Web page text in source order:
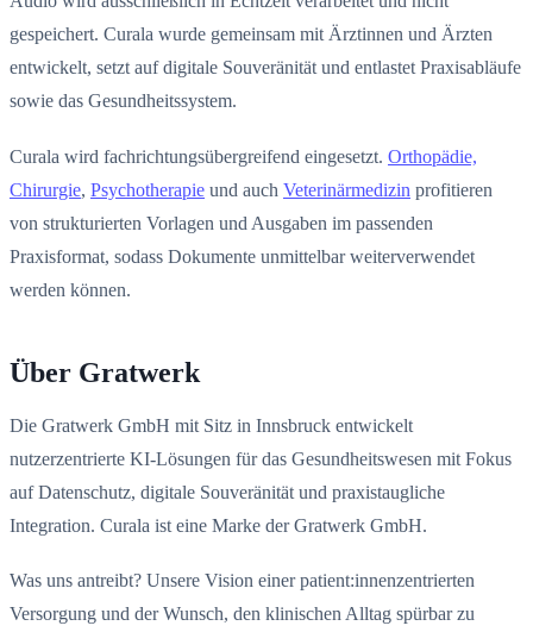
gespeichert. Curala wurde gemeinsam mit Ärztinnen und Ärzten
entwickelt, setzt auf digitale Souveränität und entlastet Praxisabläufe
sowie das Gesundheitssystem.
Curala wird fachrichtungsübergreifend eingesetzt. Orthopädie,
Chirurgie, Psychotherapie und auch Veterinärmedizin profitieren
von strukturierten Vorlagen und Ausgaben im passenden
Praxisformat, sodass Dokumente unmittelbar weiterverwendet
werden können.
Über Gratwerk
Die Gratwerk GmbH mit Sitz in Innsbruck entwickelt
nutzerzentrierte KI-Lösungen für das Gesundheitswesen mit Fokus
auf Datenschutz, digitale Souveränität und praxistaugliche
Integration. Curala ist eine Marke der Gratwerk GmbH.
Was uns antreibt? Unsere Vision einer patient:innenzentrierten
Versorgung und der Wunsch, den klinischen Alltag spürbar zu